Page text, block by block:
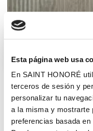
Esta página web usa
En SAINT HONORÉ
terceros de sesión y
personalizar tu
a la misma y mostrarte
preferencias basada
Tsubasa 1 -
57,56 € / rollo